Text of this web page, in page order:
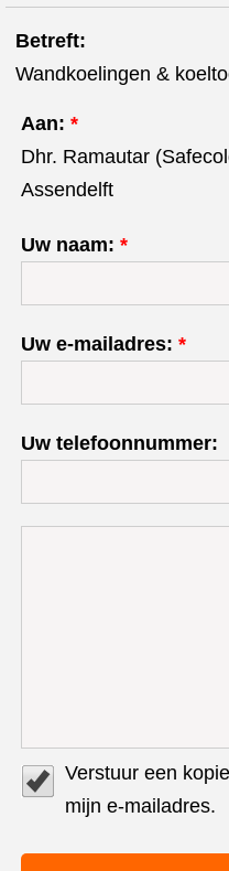
Betreft:
Wandkoelingen &
Aan: *
Dhr. Ramautar
Assendelft
Uw naam: *
Uw e-mailadres: *
Uw telefoonnummer:
Verstuur een
mijn e-mailadres.